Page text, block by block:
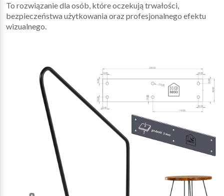
To rozwiązanie dla osób, które oczekują trwałości,
bezpieczeństwa użytkowania oraz profesjonalnego efektu
wizualnego.